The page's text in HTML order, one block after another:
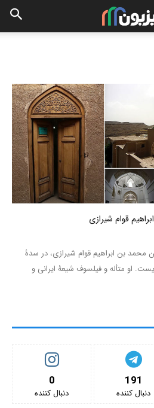
قوام شیرازی
محمد بن ابراهیم قوام شیرازی، در سدۀ
او متأله و فیلسوف شیعۀ ایرانی و
0
دنبال کننده‌
191
دنبال کننده‌